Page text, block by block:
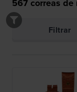
567correas de
Filtrar